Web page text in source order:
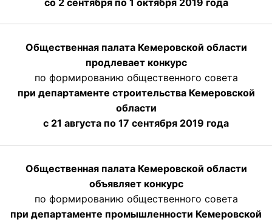
Общественная палата Кемеровской области
продлевает конкурс
по формированию общественного совета
при департаменте строительства Кемеровской
области
с 21 августа по 17 сентября 2019 года
Общественная палата Кемеровской области
объявляет конкурс
по формированию общественного совета
при департаменте промышленности Кемеровской